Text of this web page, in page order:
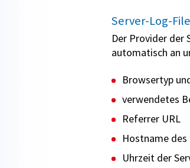
Server-Log-
Der Provider der
automatisch an
Browsertyp
verwendetes
Referrer URL
Hostname
Uhrzeit der